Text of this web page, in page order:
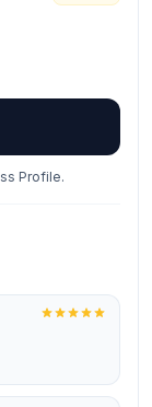
Profile.